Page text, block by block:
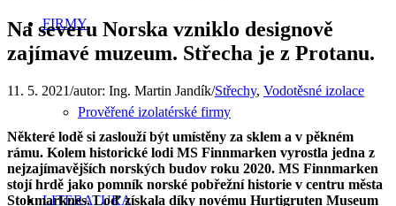
FIRMY
Prověřené izolatérské firmy
LITERATURA
Na severu Norska vzniklo designově
zajímavé muzeum. Střecha je z Protanu.
11. 5. 2021/autor: Ing. Martin Jandík/Střechy, Vodotěsné izolace
Některé lodě si zaslouží být umístěny za sklem a v pěkném
rámu. Kolem historické lodi MS Finnmarken vyrostla jedna z
nejzajímavějších norských budov roku 2020. MS Finnmarken
stojí hrdě jako pomník norské pobřežní historie v centru města
Stokmarknes. Loď získala díky novému Hurtigruten Museum